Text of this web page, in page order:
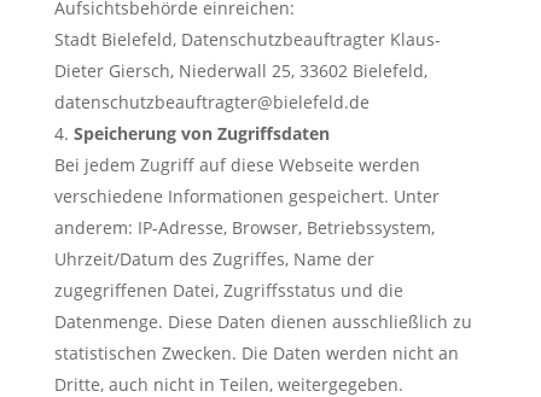
Aufsichtsbehörde einreichen:
Stadt Bielefeld, Datenschutzbeauftragter Klaus-
Dieter Giersch, Niederwall 25, 33602 Bielefeld,
datenschutzbeauftragter@bielefeld.de
Speicherung von Zugriffsdaten
Bei jedem Zugriff auf diese Webseite werden
verschiedene Informationen gespeichert. Unter
anderem: IP-Adresse, Browser, Betriebssystem,
Uhrzeit/Datum des Zugriffes, Name der
zugegriffenen Datei, Zugriffsstatus und die
Datenmenge. Diese Daten dienen ausschließlich zu
statistischen Zwecken. Die Daten werden nicht an
Dritte, auch nicht in Teilen, weitergegeben.